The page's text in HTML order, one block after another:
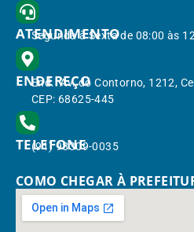
ATENDIMENTO
Segunda à Sexta de 08:00 às
ENDEREÇO
End.: Av. do Contorno, 1212,
CEP: 68625-445
TELEFONE
(91) 98309-0035
COMO CHEGAR À